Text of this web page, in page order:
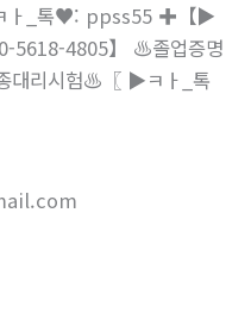
ㅏ_톡♥: ppss55 ✚【▶
5618-4805】 ♨️졸업증명
대리시험♨️〖 ▶ㅋㅏ_톡